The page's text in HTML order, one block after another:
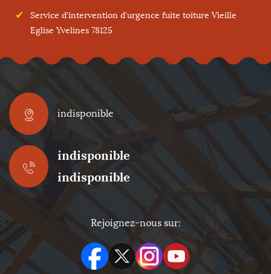
Service d'intervention d'urgence fuite toiture Vieille
Eglise Yvelines 78125
indisponible
indisponible
indisponible
Rejoignez-nous sur: